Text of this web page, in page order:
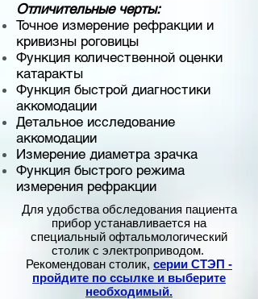
Отличительные черты:
Точное измерение рефракции и
кривизны роговицы
Функция количественной оценки
катаракты
Функция быстрой диагностики
аккомодации
Детальное исследование
аккомодации
Измерение диаметра зрачка
Функция быстрого режима
измерения рефракции
Для удобства обследования пациента
прибор устанавливается на
специальный офтальмологический
столик с электроприводом.
Рекомендован столик, серии СТЭП -
пройдите по ссылке и выберите
необходимый.